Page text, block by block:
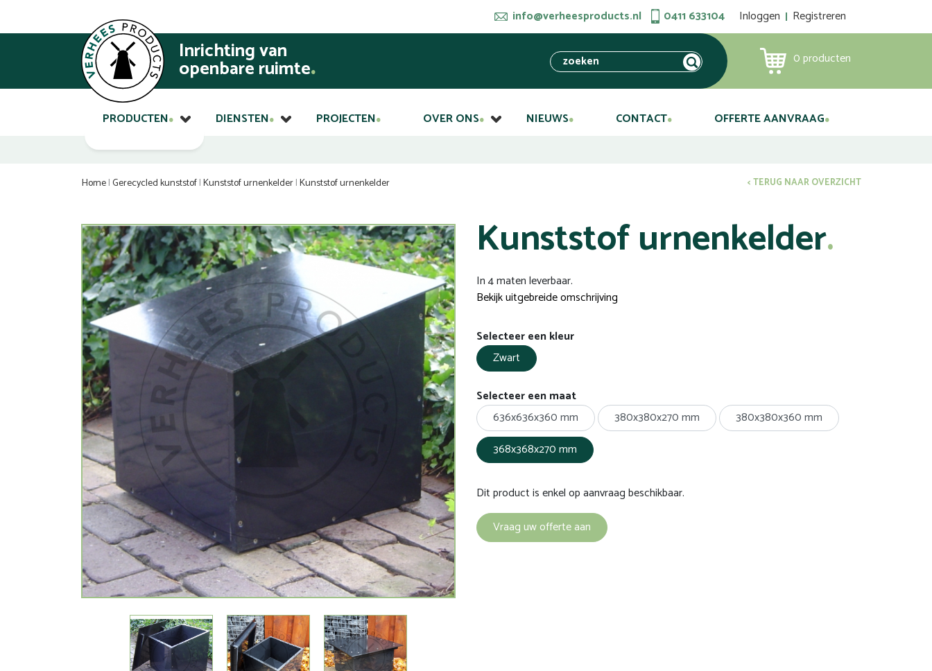
info@verheesproducts.nl 0411 633104 Inloggen Registreren
Inrichting van
openbare ruimte 0producten
PRODUCTEN DIENSTEN PROJECTEN OVER ONS NIEUWS CONTACT OFFERTE AANVRAAG
Home| Gerecycled kunststof|Kunststof urnenkelder|Kunststof urnenkelder < TERUG NAAR OVERZICHT
Kunststof urnenkelder
In 4 maten leverbaar.
Bekijk uitgebreide omschrijving
Selecteer een kleur
Zwart
Selecteer een maat
636x636x360 mm
380x380x270 mm
380x380x360 mm
368x368x270 mm
Dit product is enkel op aanvraag beschikbaar.
Vraag uw offerte aan